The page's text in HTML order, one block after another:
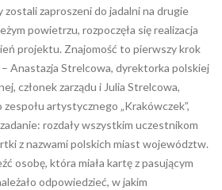
zaproszeni do jadalni na drugie
powietrzu, rozpoczęła się realizacja
projektu. Znajomość to pierwszy krok
Anastazja Strelcowa, dyrektorka polskiej
członek zarządu i Julia Strelcowa,
artystycznego „Krakówczek”,
rozdały wszystkim uczestnikom
z nazwami polskich miast województw.
osobę, która miała kartę z pasującym
odpowiedzieć, w jakim